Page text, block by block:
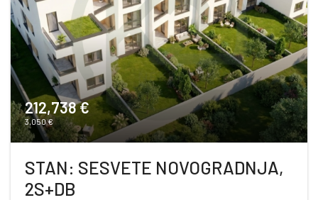
212,738 €
3,050 €
STAN: SESVETE NOVOGRADNJA,
2S+DB